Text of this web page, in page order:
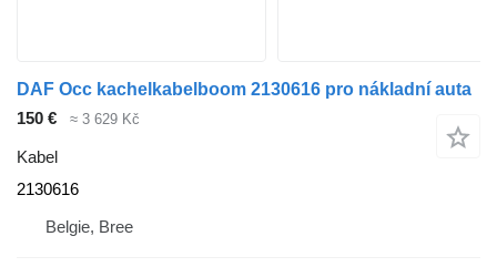
DAF Occ kachelkabelboom 2130616 pro nákladní auta
150 €
≈ 3 629 Kč
Kabel
2130616
Belgie, Bree